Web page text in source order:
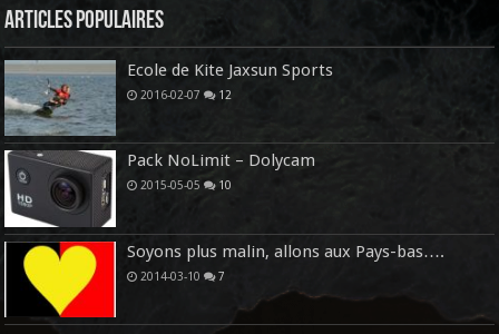
Articles Populaires
Ecole de Kite Jaxsun Sports
2016-02-07 12
Pack NoLimit – Dolycam
2015-05-05 10
Soyons plus malin, allons aux Pays-bas….
2014-03-10 7